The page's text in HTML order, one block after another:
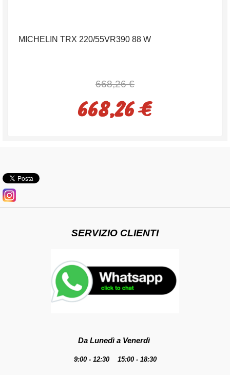
MICHELIN TRX 220/55VR390 88 W
668,26 €
668,26 €
SERVIZIO CLIENTI
Da Lunedì a Venerdì
9:00 - 12:30 15:00 - 18:30